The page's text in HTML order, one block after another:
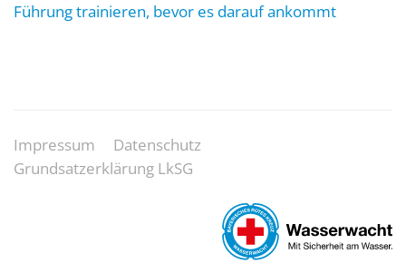
Führung trainieren, bevor es darauf ankommt
Impressum
Datenschutz
Grundsatzerklärung LkSG